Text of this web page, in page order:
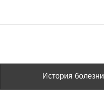
История болезни